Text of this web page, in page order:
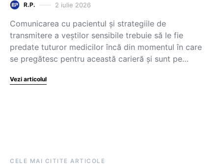
R.P. 2 iulie 2026
Comunicarea cu pacientul și strategiile de
transmitere a veștilor sensibile trebuie să le fie
predate tuturor medicilor încă din momentul în care
se pregătesc pentru această carieră și sunt pe…
Vezi articolul
CELE MAI CITITE ARTICOLE